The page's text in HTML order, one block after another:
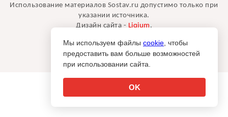
Использование материалов Sostav.ru допустимо только при
указании источника.
Дизайн сайта -Liqium.
Мы используем файлы cookie , чтобы
предоставить вам больше возможностей
при использовании сайта.
OK